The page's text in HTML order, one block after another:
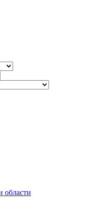
области